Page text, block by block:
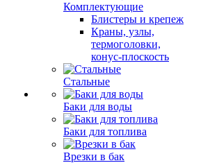
Комплектующие
Блистеры и крепеж
Краны, узлы,
термоголовки,
конус-плоскость
Стальные
Баки для воды
Баки для топлива
Врезки в бак